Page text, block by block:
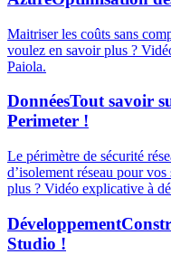
Maitriser les coûts sans
voulez en savoir plus ?
Paiola.
DonnéesTout savoir
Perimeter !
Le périmètre de sécurité
d’isolement réseau pour
plus ? Vidéo explicative à
Développement
Studio !